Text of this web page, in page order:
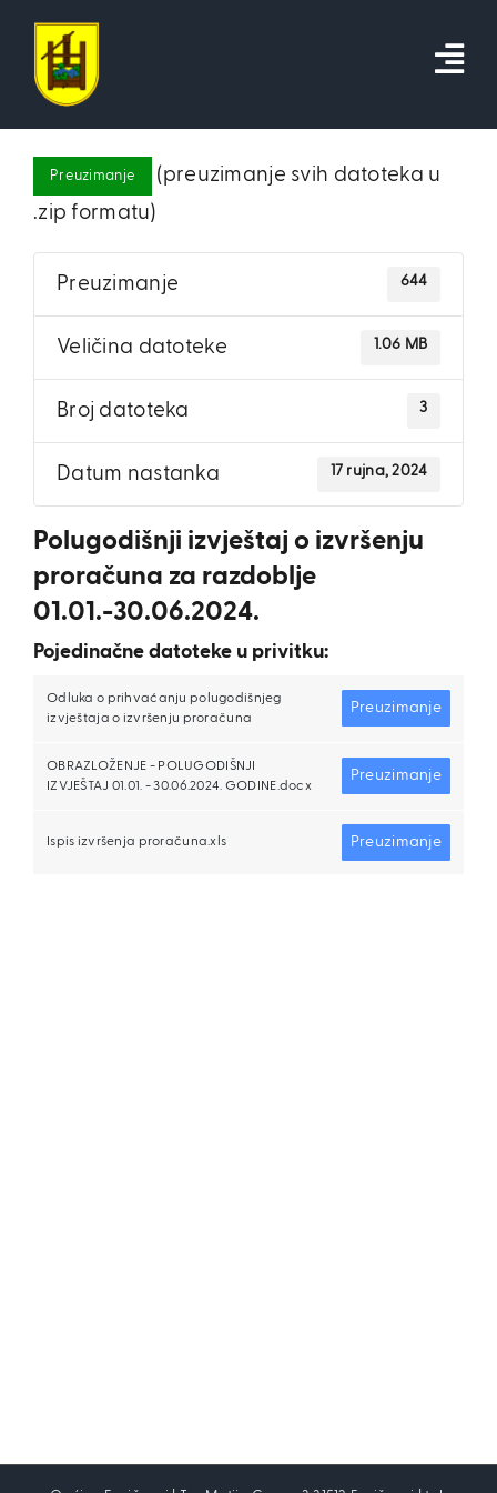
content
Preuzimanje
(preuzimanje svih datoteka u
.zip formatu)
Preuzimanje 644
Veličina datoteke 1.06 MB
Broj datoteka 3
Datum nastanka 17 rujna, 2024
Polugodišnji izvještaj o izvršenju
proračuna za razdoblje
01.01.-30.06.2024.
Pojedinačne datoteke u privitku:
Odluka o prihvaćanju polugodišnjeg
izvještaja o izvršenju proračuna
Preuzimanje
OBRAZLOŽENJE - POLUGODIŠNJI
IZVJEŠTAJ 01.01. - 30.06.2024. GODINE.docx
Preuzimanje
Ispis izvršenja proračuna.xls Preuzimanje